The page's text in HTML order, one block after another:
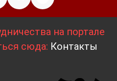
на портале
сюда: Контакты